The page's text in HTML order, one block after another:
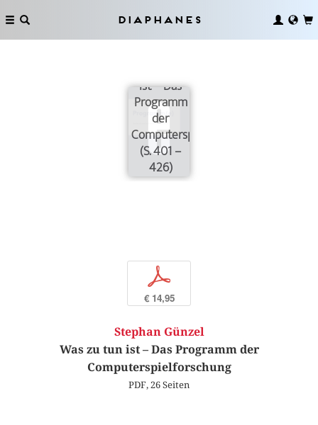
Diaphanes
ist – Das
Programm
der
Computerspielforschung
(S. 401 –
426)
p
€ 14,95
Stephan Günzel
Was zu tun ist – Das Programm der
Computerspielforschung
PDF, 26 Seiten